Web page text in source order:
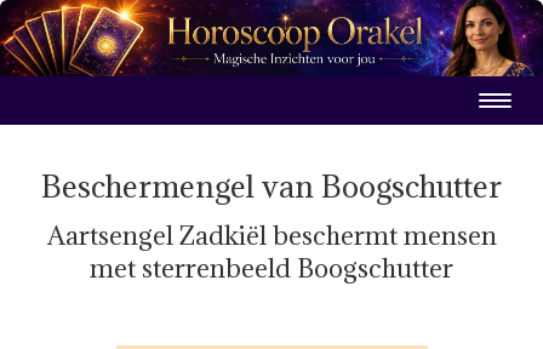
Beschermengel van Boogschutter
Aartsengel Zadkiël beschermt mensen
met sterrenbeeld Boogschutter